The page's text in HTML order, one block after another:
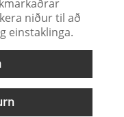
niður til að
einstaklinga.